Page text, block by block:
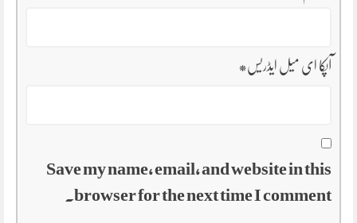
آپکا ای میل ایڈریس*
Save my name, email, and website in this
browser for the next time I comment.